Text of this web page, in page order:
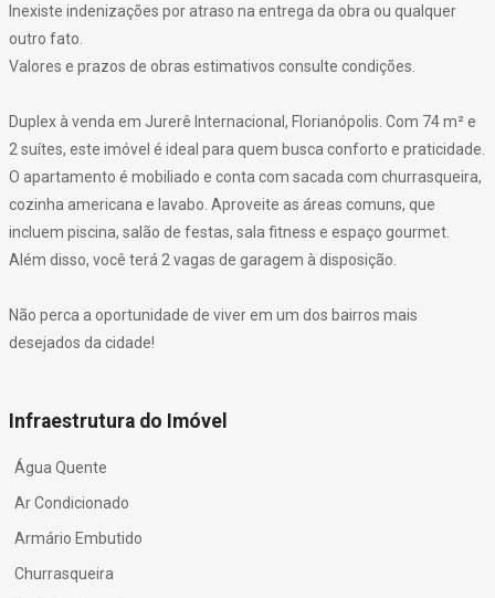
Inexiste indenizações por atraso na entrega da obra ou qualquer
outro fato.
Valores e prazos de obras estimativos consulte condições.
Duplex à venda em Jurerê Internacional, Florianópolis. Com 74 m² e
2 suítes, este imóvel é ideal para quem busca conforto e praticidade.
O apartamento é mobiliado e conta com sacada com churrasqueira,
cozinha americana e lavabo. Aproveite as áreas comuns, que
incluem piscina, salão de festas, sala fitness e espaço gourmet.
Além disso, você terá 2 vagas de garagem à disposição.
Não perca a oportunidade de viver em um dos bairros mais
desejados da cidade!
Infraestrutura do Imóvel
Água Quente
Ar Condicionado
Armário Embutido
Churrasqueira